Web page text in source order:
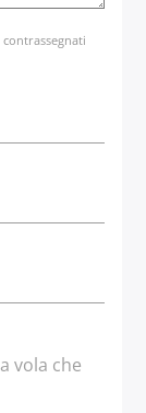
vola che